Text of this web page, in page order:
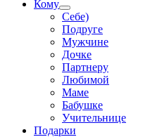
Кому
Себе)
Подруге
Мужчине
Дочке
Партнеру
Любимой
Маме
Бабушке
Учительнице
Подарки